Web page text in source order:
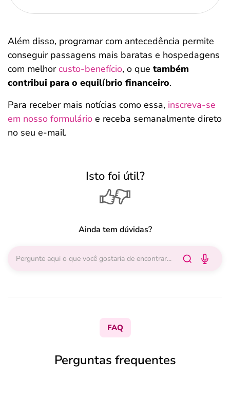
Além disso, programar com antecedência permite
conseguir passagens mais baratas e hospedagens
com melhorcusto-benefício, o que também
contribui para o equilíbrio financeiro.
Para receber mais notícias como essa, inscreva-se
em nosso formulário e receba semanalmente direto
no seu e-mail.
Isto foi útil?
Ainda tem dúvidas?
FAQ
Perguntas frequentes